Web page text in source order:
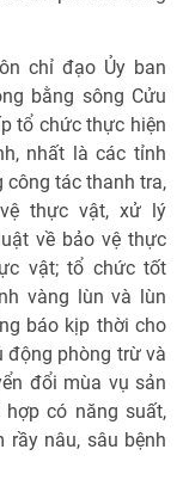
chỉ đạo Ủy ban
bằng sông Cửu
tổ chức thực hiện
nhất là các tỉnh
công tác thanh tra,
thực vật, xử lý
về bảo vệ thực
vật; tổ chức tốt
vàng lùn và lùn
báo kịp thời cho
động phòng trừ và
đổi mùa vụ sản
có năng suất,
nâu, sâu bệnh